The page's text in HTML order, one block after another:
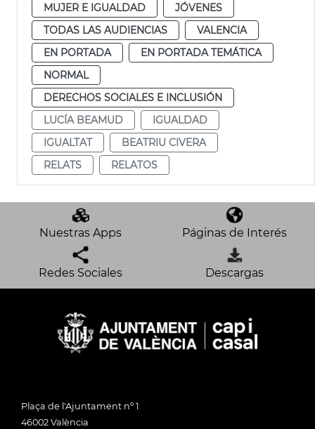
MUJER E IGUALDAD
JÓVENES
TODAS LAS AUDIENCIAS
VALENCIA
EN PORTADA
EN PORTADA TEMÁTICA
NORMAL
DERECHOS SOCIALES E INCLUSIÓN
LUCÍA BEAMUD
IGUALDAD
IGUALTAT
BEATRIU CIVERA
RELATS
RELATOS
Nuestras Apps Páginas de Interés
Redes Sociales Descargas
Plaça de l'Ajuntament nº 1
46002 València